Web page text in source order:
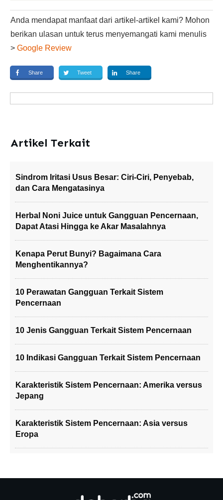
Anda mendapat manfaat dari artikel-artikel kami? Mohon
berikan ulasan untuk terus menyemangati kami menulis
> Google Review
Share Tweet Share
Artikel Terkait
Sindrom Iritasi Usus Besar: Ciri-Ciri, Penyebab,
dan Cara Mengatasinya
Herbal Noni Juice untuk Gangguan Pencernaan,
Dapat Atasi Hingga ke Akar Masalahnya
Kenapa Perut Bunyi? Bagaimana Cara
Menghentikannya?
10 Perawatan Gangguan Terkait Sistem
Pencernaan
10 Jenis Gangguan Terkait Sistem Pencernaan
10 Indikasi Gangguan Terkait Sistem Pencernaan
Karakteristik Sistem Pencernaan: Amerika versus
Jepang
Karakteristik Sistem Pencernaan: Asia versus
Eropa